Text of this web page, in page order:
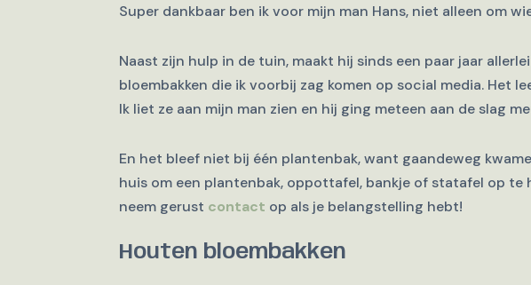
Super dankbaar ben ik voor mijn man Hans, niet alleen om
Naast zijn hulp in de tuin, maakt hij sinds een paar jaar
bloembakken die ik voorbij zag komen op social media. Het
Ik liet ze aan mijn man zien en hij ging meteen aan de slag
En het bleef niet bij één plantenbak, want gaandeweg
huis om een plantenbak, oppottafel, bankje of statafel op te
neem gerust contact op als je belangstelling hebt!
Houten bloembakken